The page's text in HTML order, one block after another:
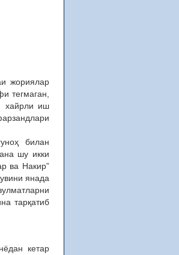
жориялар
тегмаган,
хайрли иш
билан
шу икки
ва Накир”
янада
тарқатиб
кетар